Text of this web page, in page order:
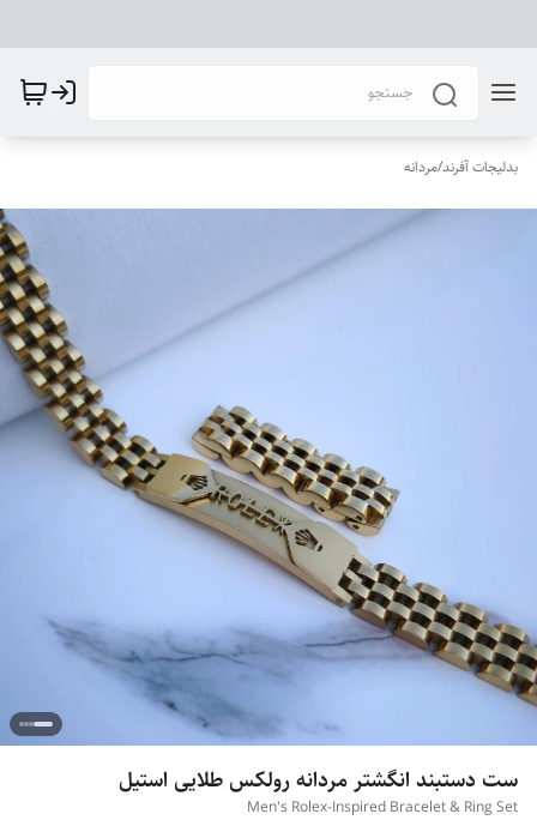
بدلیجات آفرند/مردانه
ست دستبند انگشتر مردانه رولکس طلایی استیل
Men's Rolex-Inspired Bracelet & Ring Set